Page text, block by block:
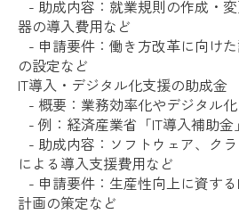
- 助成内容：就業規則の作成・
器の導入費用など
- 申請要件：働き方改革に向け
の設定など
IT導入・デジタル化支援の助成金
- 概要：業務効率化やデジタル
- 例：経済産業省「IT導入補助金」
- 助成内容：ソフトウェア、ク
による導入支援費用など
- 申請要件：生産性向上に資す
計画の策定など